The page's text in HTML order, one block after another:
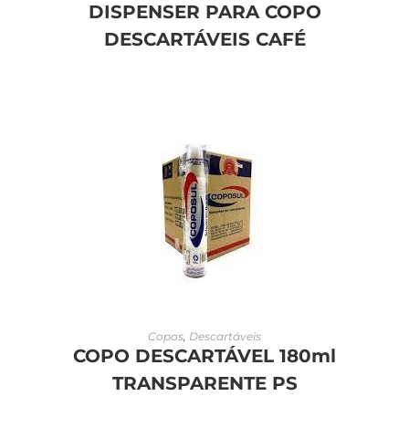
DISPENSER PARA COPO
DESCARTÁVEIS CAFÉ
LEIA MAIS
Copos Descartáveis
COPO DESCARTÁVEL 180ml
TRANSPARENTE PS